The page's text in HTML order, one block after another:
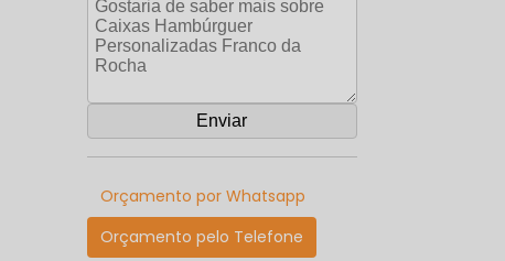
Orçamento por Whatsapp
Orçamento pelo Telefone